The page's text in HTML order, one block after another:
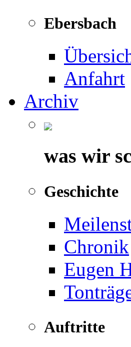
Ebersbach
Anfahrt
Archiv
was wir
Geschichte
Chronik
Eugen
Auftritte